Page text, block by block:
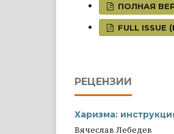
ПОЛНАЯ
FULL ISSUE
РЕЦЕНЗИИ
Харизма:
Вячеслав Лебедев